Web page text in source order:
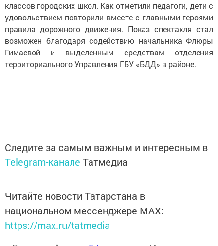
классов городских школ. Как отметили педагоги, дети с
удовольствием повторили вместе с главными героями
правила дорожного движения. Показ спектакля стал
возможен благодаря содействию начальника Флюры
Гимаевой и выделенным средствам отделения
территориального Управления ГБУ «БДД» в районе.
Следите за самым важным и интересным в
Telegram-канале Татмедиа
Читайте новости Татарстана в
национальном мессенджере MАХ:
https://max.ru/tatmedia